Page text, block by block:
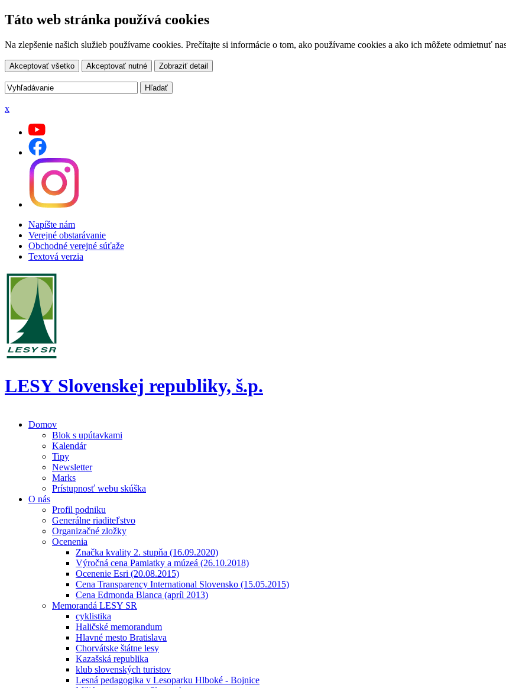
Táto web stránka používá cookies
Na zlepšenie našich služieb používame cookies. Prečítajte si informácie o tom, ako používame cookies a ako ich môžete odmietnuť
Akceptovať všetko Akceptovať nutné Zobraziť detail
x
Napíšte nám
Verejné obstarávanie
Obchodné verejné súťaže
Textová verzia
LESY Slovenskej republiky, š.p.
Domov
Blok s upútavkami
Kalendár
Tipy
Newsletter
Marks
Prístupnosť webu skúška
O nás
Profil podniku
Generálne riaditeľstvo
Organizačné zložky
Ocenenia
Značka kvality 2. stupňa (16.09.2020)
Výročná cena Pamiatky a múzeá (26.10.2018)
Ocenenie Esri (20.08.2015)
Cena Transparency International Slovensko (15.05.2015)
Cena Edmonda Blanca (apríl 2013)
Memorandá LESY SR
cyklistika
Haličské memorandum
Hlavné mesto Bratislava
Chorvátske štátne lesy
Kazašská republika
klub slovenských turistov
Lesná pedagogika v Lesoparku Hlboké - Bojnice